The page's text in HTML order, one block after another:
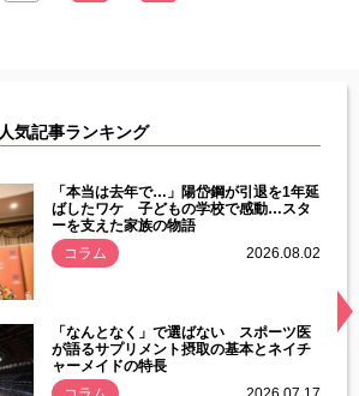
人気記事ランキング
「本当は去年で…」陽岱鋼が引退を1年延
ばしたワケ 子どもの学校で感動…スタ
ーを支えた家族の物語
コラム
2026.08.02
「なんとなく」で選ばない スポーツ医
が語るサプリメント摂取の基本とネイチ
ャーメイドの特長